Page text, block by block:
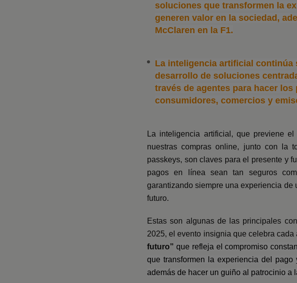
soluciones que transformen la
generen valor en la sociedad,
McClaren en la F1.
La inteligencia artificial continúa
desarrollo de soluciones
través de agentes para hacer
consumidores, comercios y
La inteligencia artificial, que previene
nuestras compras online, junto con la
passkeys, son claves para el presente y
pagos en línea sean tan seguros
garantizando siempre una experiencia
futuro.
Estas son algunas de las principales
2025, el evento insignia que celebra
futuro” que refleja el compromiso
que transformen la experiencia del
además de hacer un guiño al patrocinio a